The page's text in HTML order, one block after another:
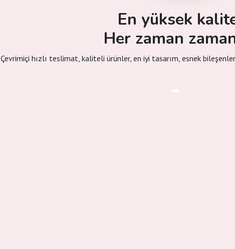
En yüksek
Her zaman
Çevrimiçi hızlı teslimat, kaliteli ürünler, en iyi tasarım, esnek